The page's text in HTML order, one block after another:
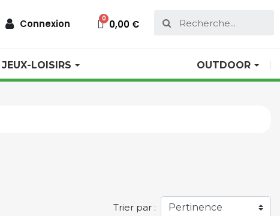
Connexion 0,00 €
JEUX-LOISIRS OUTDOOR
Trier par :